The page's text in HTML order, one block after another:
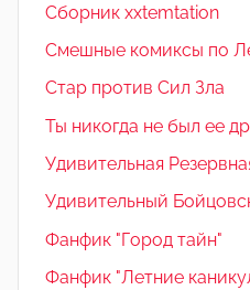
Сборник xxtemtation
Смешные комиксы по
Стар против Сил Зла
Ты никогда не был ее
Удивительная
Удивительный
Фанфик "Город тайн"
Фанфик "Летние